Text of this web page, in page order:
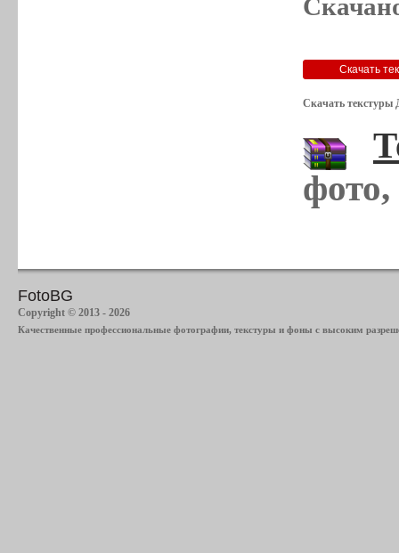
Скачать текстуры
FotoBG
Copyright © 2013 - 2026
Качественные профессиональные фотографии, текстуры и фоны с высоким